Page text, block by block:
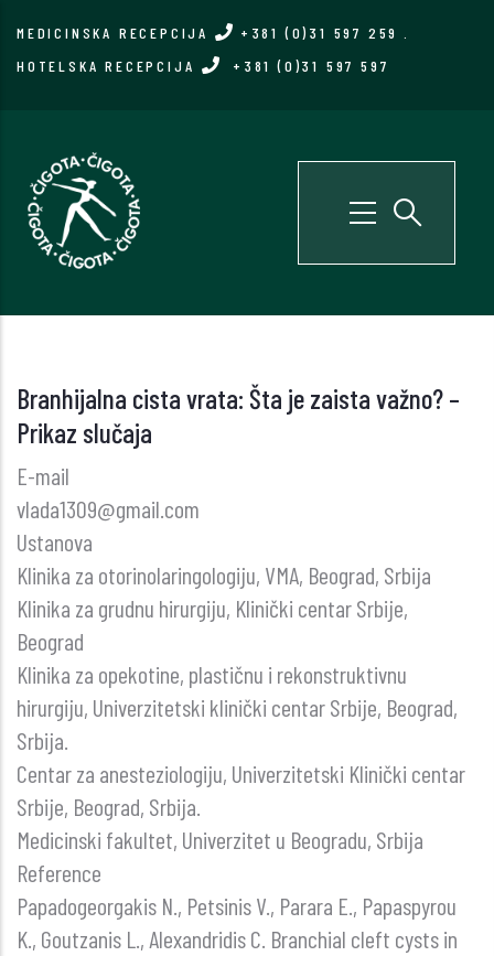
MEDICINSKA RECEPCIJA +381 (0)31 597 259
HOTELSKA RECEPCIJA
+381 (0)31 597 597
Branhijalna cista vrata: Šta je zaista važno? –
Prikaz slučaja
E-mail
vlada1309@gmail.com
Ustanova
Klinika za otorinolaringologiju, VMA, Beograd, Srbija
Klinika za grudnu hirurgiju, Klinički centar Srbije,
Beograd
Klinika za opekotine, plastičnu i rekonstruktivnu
hirurgiju, Univerzitetski klinički centar Srbije, Beograd,
Srbija.
Centar za anesteziologiju, Univerzitetski Klinički centar
Srbije, Beograd, Srbija.
Medicinski fakultet, Univerzitet u Beogradu, Srbija
Reference
Papadogeorgakis N., Petsinis V., Parara E., Papaspyrou
K., Goutzanis L., Alexandridis C. Branchial cleft cysts in